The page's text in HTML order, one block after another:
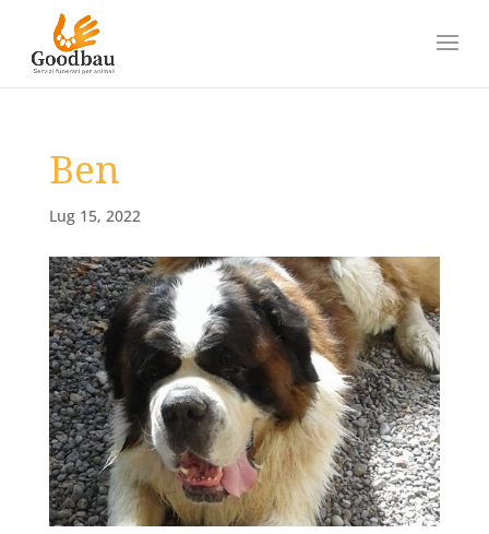
Ben
Lug 15, 2022